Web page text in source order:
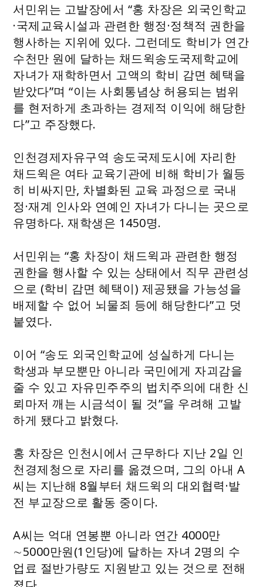
서민위는 고발장에서 “홍 차장은 외국인학교
·국제교육시설과 관련한 행정·정책적 권한을
행사하는 지위에 있다. 그런데도 학비가 연간
수천만 원에 달하는 채드윅송도국제학교에
자녀가 재학하면서 고액의 학비 감면 혜택을
받았다”며 “이는 사회통념상 허용되는 범위
를 현저하게 초과하는 경제적 이익에 해당한
다”고 주장했다.
인천경제자유구역 송도국제도시에 자리한
채드윅은 여타 교육기관에 비해 학비가 월등
히 비싸지만, 차별화된 교육 과정으로 국내
정·재계 인사와 연예인 자녀가 다니는 곳으로
유명하다. 재학생은 1450명.
서민위는 “홍 차장이 채드윅과 관련한 행정
권한을 행사할 수 있는 상태에서 직무 관련성
으로 (학비 감면 혜택이) 제공됐을 가능성을
배제할 수 없어 뇌물죄 등에 해당한다”고 덧
붙였다.
이어 “송도 외국인학교에 성실하게 다니는
학생과 부모뿐만 아니라 국민에게 자괴감을
줄 수 있고 자유민주주의 법치주의에 대한 신
뢰마저 깨는 시금석이 될 것”을 우려해 고발
하게 됐다고 밝혔다.
홍 차장은 인천시에서 근무하다 지난 2일 인
천경제청으로 자리를 옮겼으며, 그의 아내 A
씨는 지난해 8월부터 채드윅의 대외협력·발
전 부교장으로 활동 중이다.
A씨는 억대 연봉뿐 아니라 연간 4000만
∼5000만원(1인당)에 달하는 자녀 2명의 수
업료 절반가량도 지원받고 있는 것으로 전해